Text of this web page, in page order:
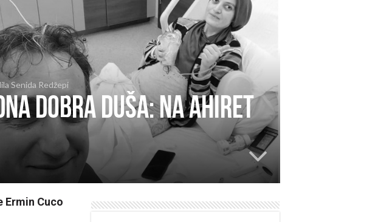
Senida Redžepi
dobra duša: Na ahiret
Cuco